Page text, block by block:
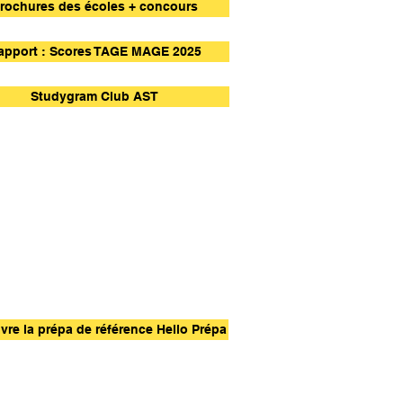
des écoles + concours
: Scores TAGE MAGE 2025
Studygram Club AST
la prépa de référence Hello Prépa